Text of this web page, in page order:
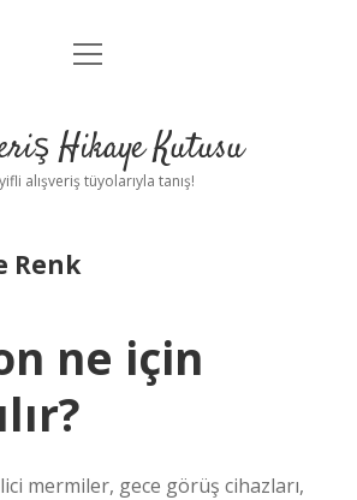
Anasayfa
Yasal Uyarı
menüyü
Hikaye Kutusu
alışveriş tüyolarıyla tanış!
Renk
ne için
mermiler, gece görüş cihazları,